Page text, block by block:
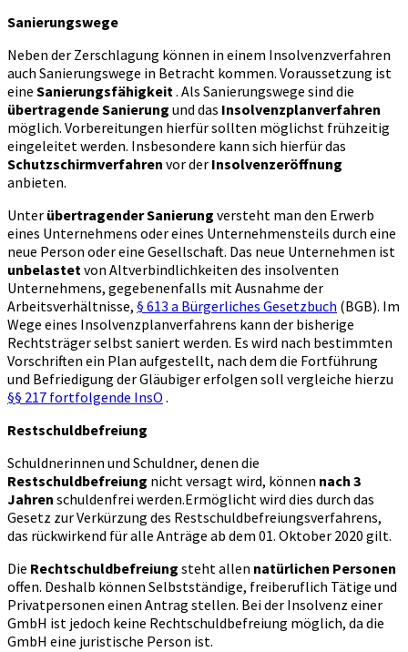
Sanierungswege
Neben der Zerschlagung können in einem Insolvenzverfahren
auch Sanierungswege in Betracht kommen. Voraussetzung ist
eine Sanierungsfähigkeit. Als Sanierungswege sind die
übertragende Sanierung und das Insolvenzplanverfahren
möglich. Vorbereitungen hierfür sollten möglichst frühzeitig
eingeleitet werden. Insbesondere kann sich hierfür das
Schutzschirmverfahren vor der Insolvenzeröffnung
anbieten.
Unter übertragender Sanierung versteht man den Erwerb
eines Unternehmens oder eines Unternehmensteils durch eine
neue Person oder eine Gesellschaft. Das neue Unternehmen ist
unbelastetvon Altverbindlichkeiten des insolventen
Unternehmens, gegebenenfalls mit Ausnahme der
Arbeitsverhältnisse, § 613 a Bürgerliches Gesetzbuch (BGB). Im
Wege eines Insolvenzplanverfahrens kann der bisherige
Rechtsträger selbst saniert werden. Es wird nach bestimmten
Vorschriften ein Plan aufgestellt, nach dem die Fortführung
und Befriedigung der Gläubiger erfolgen soll vergleiche hierzu
§§ 217 fortfolgende InsO .
Restschuldbefreiung
Schuldnerinnen und Schuldner, denen die
Restschuldbefreiung nicht versagt wird, können nach 3
Jahren schuldenfrei werden.Ermöglicht wird dies durch das
Gesetz zur Verkürzung des Restschuldbefreiungsverfahrens,
das rückwirkend für alle Anträge ab dem 01. Oktober 2020 gilt.
Die Rechtschuldbefreiung steht allen natürlichen Personen
offen. Deshalb können Selbstständige, freiberuflich Tätige und
Privatpersonen einen Antrag stellen. Bei der Insolvenz einer
GmbH ist jedoch keine Rechtschuldbefreiung möglich, da die
GmbH eine juristische Person ist.